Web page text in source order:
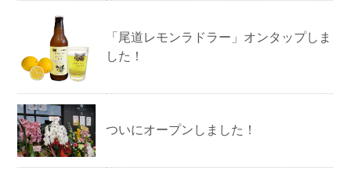
「尾道レモンラドラー」オンタップしま
した！
ついにオープンしました！